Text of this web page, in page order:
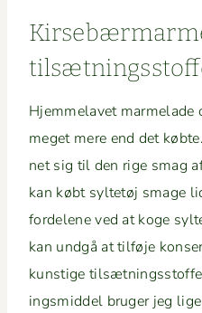
Hjem­melavet marme­lade
meget mere end det
net sig til den rige smag
kan købt syl­tetøj smage
forde­lene ved at koge
kan undgå at til­fø­je
kun­stige
ingsmid­del bruger jeg